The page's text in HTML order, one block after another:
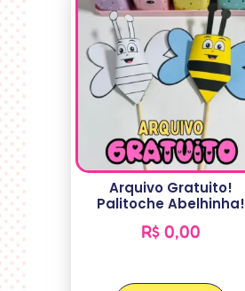
Arquivo Gratuito!
Palitoche Abelhinha!
R$0,00